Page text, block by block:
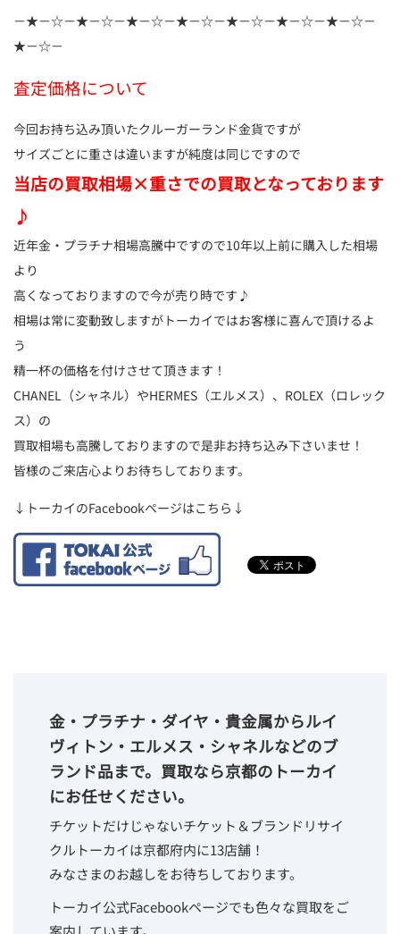
－★－☆－★－☆－★－☆－★－☆－★－☆－★－☆－★－☆－
★－☆－
査定価格について
今回お持ち込み頂いたクルーガーランド金貨ですが
サイズごとに重さは違いますが純度は同じですので
当店の買取相場×重さでの買取となっております
♪
近年金・プラチナ相場高騰中ですので10年以上前に購入した相場
より
高くなっておりますので今が売り時です♪
相場は常に変動致しますがトーカイではお客様に喜んで頂けるよ
う
精一杯の価格を付けさせて頂きます！
CHANEL（シャネル）やHERMES（エルメス）、ROLEX（ロレック
ス）の
買取相場も高騰しておりますので是非お持ち込み下さいませ！
皆様のご来店心よりお待ちしております。
↓トーカイのFacebookページはこちら↓
金・プラチナ・ダイヤ・貴金属からルイ
ヴィトン・エルメス・シャネルなどのブ
ランド品まで。買取なら京都のトーカイ
にお任せください。
チケットだけじゃないチケット＆ブランドリサイ
クルトーカイは京都府内に13店舗！
みなさまのお越しをお待ちしております。
トーカイ公式Facebookページでも色々な買取をご